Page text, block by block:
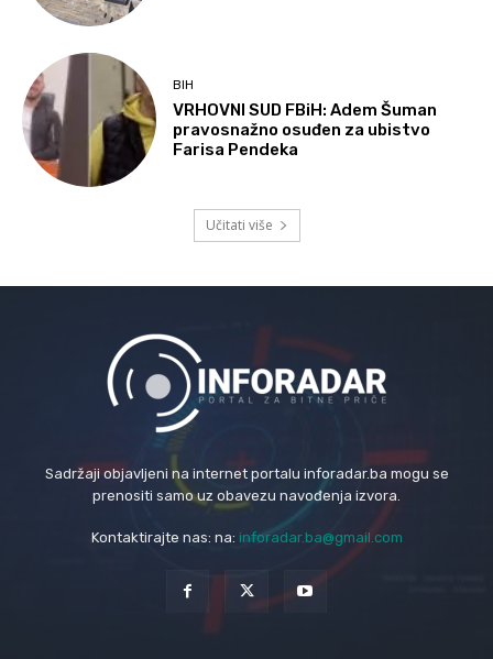
BIH
VRHOVNI SUD FBiH: Adem Šuman
pravosnažno osuđen za ubistvo
Farisa Pendeka
Učitati više
Sadržaji objavljeni na internet portalu inforadar.ba mogu se
prenositi samo uz obavezu navođenja izvora.
Kontaktirajte nas: na: inforadar.ba@gmail.com